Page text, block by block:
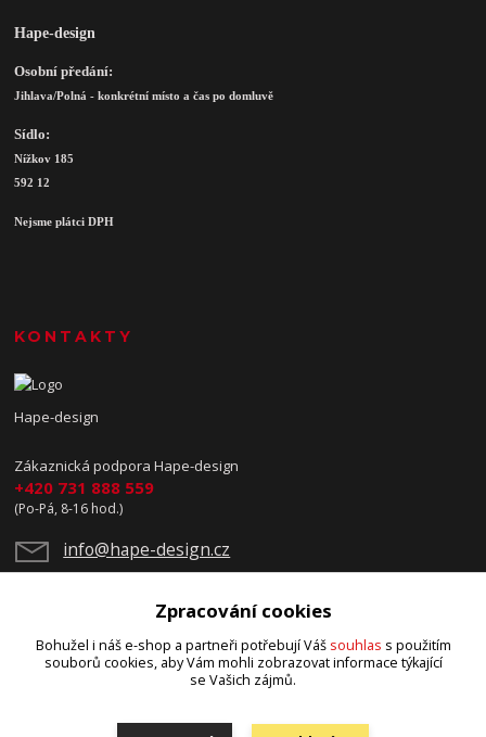
Hape-design
Osobní předání:
Jihlava/Polná - konkrétní místo a čas po domluvě
Sídlo:
Nížkov 185
592 12
Nejsme plátci DPH
KONTAKTY
Hape-design
Zákaznická podpora Hape-design
+420 731 888 559
(Po-Pá, 8-16 hod.)
info@hape-design.cz
Zpracování cookies
Bohužel i náš e-shop a partneři potřebují Váš souhlas s použitím
souborů cookies, aby Vám mohli zobrazovat informace týkající
se Vašich zájmů.